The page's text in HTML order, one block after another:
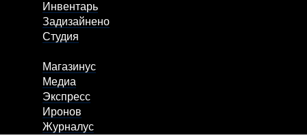
Инвентарь
Задизайнено
Студия
Магазинус
Медиа
Экспресс
Иронов
Журналус